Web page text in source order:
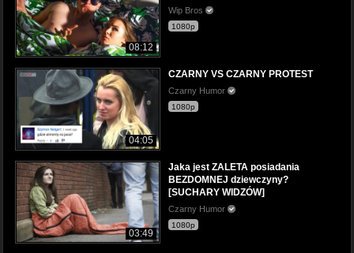
08:12
Wip Bros
1080p
04:05
CZARNY VS CZARNY PROTEST
Czarny Humor
1080p
03:49
Jaka jest ZALETA posiadania
BEZDOMNEJ dziewczyny?
[SUCHARY WIDZÓW]
Czarny Humor
1080p